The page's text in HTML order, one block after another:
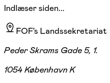
Indlæser siden...
FOF's Landssekretariat
Peder Skrams Gade 5, 1.
1054 København K